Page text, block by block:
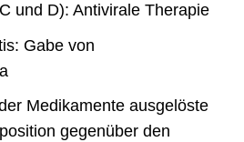
und D): Antivirale Therapie
Gabe von
Medikamente ausgelöste
gegenüber den